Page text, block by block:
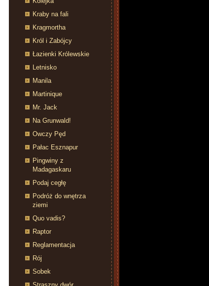
Kraby na fali
Kragmortha
Król i Zabójcy
Łazienki Królewskie
Letnisko
Manila
Martinique
Mr. Jack
Na Grunwald!
Owczy Pęd
Pałac Esznapur
Pingwiny z
Madagaskaru
Podaj cegłę
Podróż do wnętrza
ziemi
Quo vadis?
Raptor
Reglamentacja
Rój
Sobek